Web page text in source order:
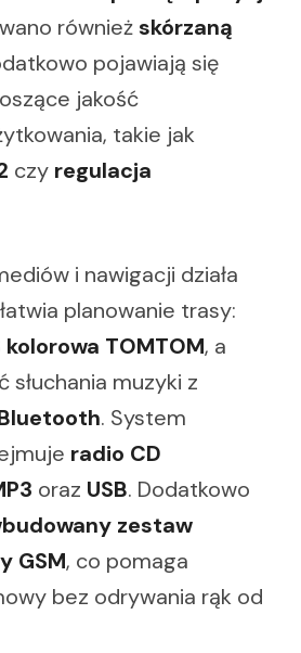
również skórzaną
pojawiają się
jakość
takie jak
czy regulacja
i nawigacji działa
planowanie trasy:
TOMTOM, a
słuchania muzyki z
. System
radio CD
oraz USB. Dodatkowo
zestaw
GSM, co pomaga
bez odrywania rąk od